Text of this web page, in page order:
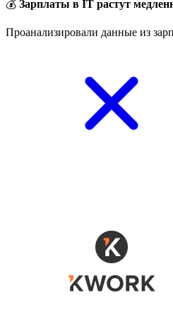
💰 Зарплаты в IT растут
Проанализировали данные из